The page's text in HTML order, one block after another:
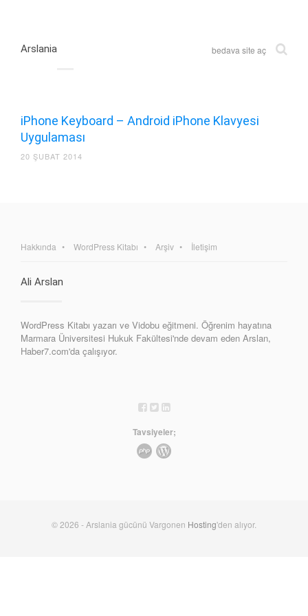
Arslania bedava site aç
iPhone Keyboard – Android iPhone Klavyesi
Uygulaması
20 ŞUBAT 2014
Hakkında WordPress Kitabı Arşiv İletişim
Ali Arslan
WordPress Kitabı yazarı ve Vidobu eğitmeni. Öğrenim hayatına
Marmara Üniversitesi Hukuk Fakültesi'nde devam eden Arslan,
Haber7.com'da çalışıyor.
Tavsiyeler;
© 2026 - Arslania gücünü Vargonen Hosting'den alıyor.